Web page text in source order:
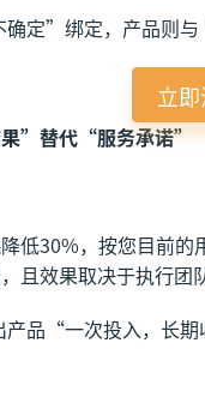
定”绑定，产品则
立
果”替代“服务承诺”
低30%，按您目前的
且效果取决于执行团
产品“一次投入，长